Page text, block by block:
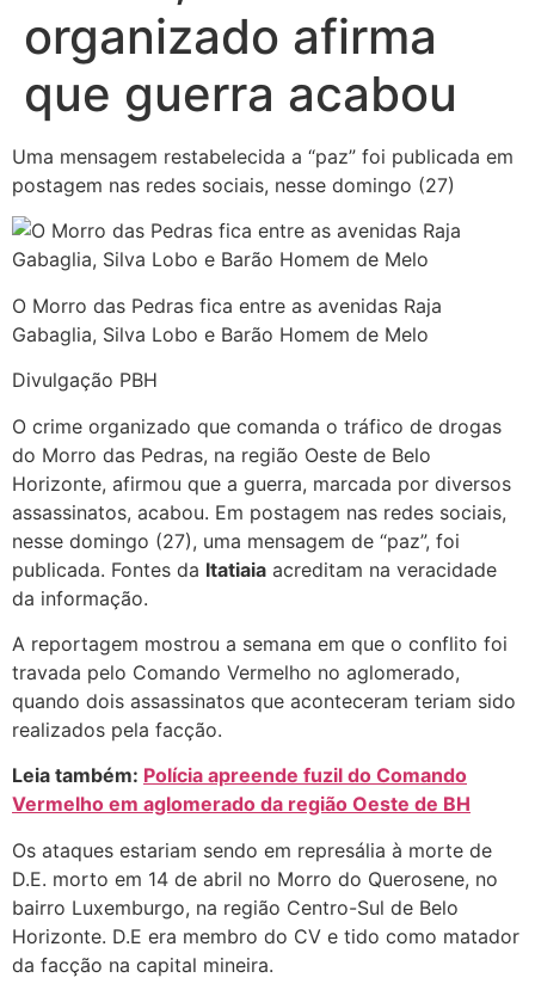
organizado afirma
que guerra acabou
Uma mensagem restabelecida a “paz” foi publicada em
postagem nas redes sociais, nesse domingo (27)
O Morro das Pedras fica entre as avenidas Raja
Gabaglia, Silva Lobo e Barão Homem de Melo
Divulgação PBH
O crime organizado que comanda o tráfico de drogas
do Morro das Pedras, na região Oeste de Belo
Horizonte, afirmou que a guerra, marcada por diversos
assassinatos, acabou. Em postagem nas redes sociais,
nesse domingo (27), uma mensagem de “paz”, foi
publicada. Fontes da Itatiaia acreditam na veracidade
da informação.
A reportagem mostrou a semana em que o conflito foi
travada pelo Comando Vermelho no aglomerado,
quando dois assassinatos que aconteceram teriam sido
realizados pela facção.
Leia também: Polícia apreende fuzil do Comando
Vermelho em aglomerado da região Oeste de BH
Os ataques estariam sendo em represália à morte de
D.E. morto em 14 de abril no Morro do Querosene, no
bairro Luxemburgo, na região Centro-Sul de Belo
Horizonte. D.E era membro do CV e tido como matador
da facção na capital mineira.